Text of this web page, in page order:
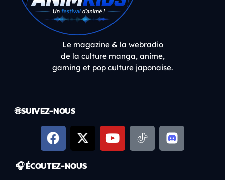
Le magazine & la webradio
de la culture manga, anime,
gaming et pop culture japonaise.
🌐 SUIVEZ-NOUS
🎧 ÉCOUTEZ-NOUS